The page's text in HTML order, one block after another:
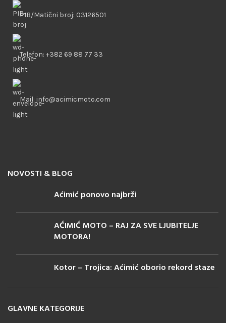
PIB/Matični broj: 03126501
Telefon: +382 69 88 77 33
Mail: info@acimicmoto.com
NOVOSTI & BLOG
Aćimić ponovo najbrži
AĆIMIĆ MOTO – RAJ ZA SVE LJUBITELJE
MOTORA!
Kotor – Trojica: Aćimić oborio rekord staze
GLAVNE KATEGORIJE